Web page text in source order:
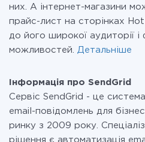
них. А інтернет-магазини
прайс-лист на сторінках
до його широкої аудиторії і
можливостей. Детальніше
Інформація про SendGrid
Сервіс SendGrid - це
email-повідомлень для
ринку з 2009 року.
рішення є автоматизація